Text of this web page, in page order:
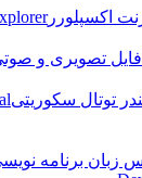
اکسپلورر
فایل تصویری و
توتال سکوریتی
زبان برنامه